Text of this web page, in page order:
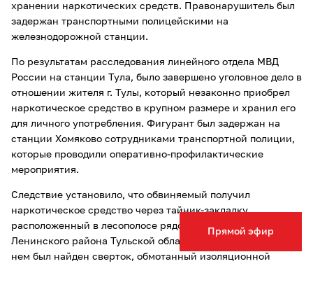
Прямой эфир
хранении наркотических средств. Правонарушитель был
задержан транспортными полицейскими на
железнодорожной станции.
По результатам расследования линейного отдела МВД
России на станции Тула, было завершено уголовное дело в
отношении жителя г. Тулы, который незаконно приобрел
наркотическое средство в крупном размере и хранил его
для личного употребления. Фигурант был задержан на
станции Хомяково сотрудниками транспортной полиции,
которые проводили оперативно-профилактические
мероприятия.
Следствие установило, что обвиняемый получил
наркотическое средство через тайник-закладку,
расположенный в лесополосе рядом с деревней Скорнево
Ленинского района Тульской области. При задержании на
нем был найден сверток, обмотанный изоляционной